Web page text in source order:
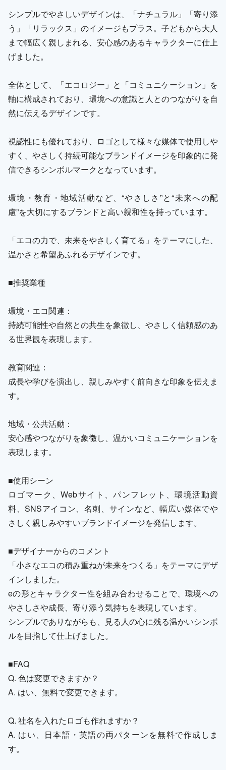
シンプルでやさしいデザインは、「ナチュラル」「寄り添
う」「リラックス」のイメージもプラス。子どもから大人
まで幅広く親しまれる、安心感のあるキャラクターに仕上
げました。
全体として、「エコロジー」と「コミュニケーション」を
軸に構成されており、環境への意識と人とのつながりを自
然に伝えるデザインです。
視認性にも優れており、ロゴとして様々な媒体で使用しや
すく、やさしく持続可能なブランドイメージを印象的に発
信できるシンボルマークとなっています。
環境・教育・地域活動など、“やさしさ”と“未来への配
慮”を大切にするブランドと高い親和性を持っています。
「エコの力で、未来をやさしく育てる」をテーマにした、
温かさと希望あふれるデザインです。
■推奨業種
環境・エコ関連：
持続可能性や自然との共生を象徴し、やさしく信頼感のあ
る世界観を表現します。
教育関連：
成長や学びを演出し、親しみやすく前向きな印象を伝えま
す。
地域・公共活動：
安心感やつながりを象徴し、温かいコミュニケーションを
表現します。
■使用シーン
ロゴマーク、Webサイト、パンフレット、環境活動資
料、SNSアイコン、名刺、サインなど、幅広い媒体でや
さしく親しみやすいブランドイメージを発信します。
■デザイナーからのコメント
「小さなエコの積み重ねが未来をつくる」をテーマにデザ
インしました。
eの形とキャラクター性を組み合わせることで、環境への
やさしさや成長、寄り添う気持ちを表現しています。
シンプルでありながらも、見る人の心に残る温かいシンボ
ルを目指して仕上げました。
■FAQ
Q. 色は変更できますか？
A. はい、無料で変更できます。
Q. 社名を入れたロゴも作れますか？
A. はい、日本語・英語の両パターンを無料で作成しま
す。